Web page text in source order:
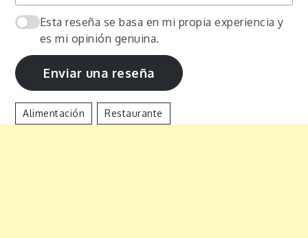
Esta reseña se basa en mi propia experiencia y
es mi opinión genuina.
Enviar una reseña
Alimentación Restaurante